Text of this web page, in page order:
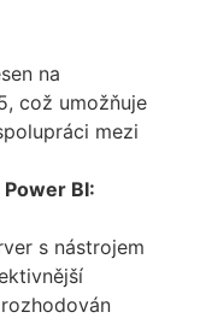
na
což umožňuje
mezi
BI:
s nástrojem